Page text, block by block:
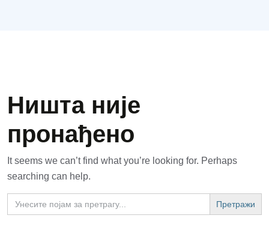
Ништа није
пронађено
It seems we can’t find what you’re looking for. Perhaps
searching can help.
Search
for: